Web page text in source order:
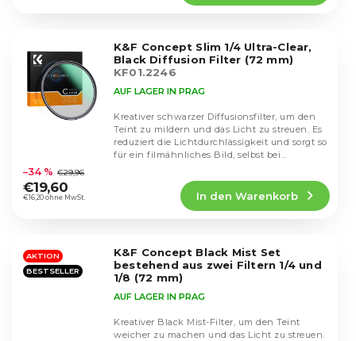
Sternen.
K&F Concept Slim 1/4 Ultra-Clear,
Black Diffusion Filter (72 mm)
KF01.2246
durchschnittliche
Produktbewertung
ist
Sternen.
AUF LAGER IN PRAG
€16,20 ohne MwSt.
–34 % €29,96
€19,60
In den Warenkorb
Kreativer schwarzer Diffusionsfilter, um den
Teint zu mildern und das Licht zu streuen. Es
reduziert die Lichtdurchlässigkeit und sorgt so
für ein filmähnliches Bild, selbst bei...
AKTION
BESTSELLER
K&F Concept Black Mist Set
bestehend aus zwei Filtern 1/4 und
1/8 (72 mm)
AUF LAGER IN PRAG
Kreativer Black Mist-Filter, um den Teint
weicher zu machen und das Licht zu streuen.